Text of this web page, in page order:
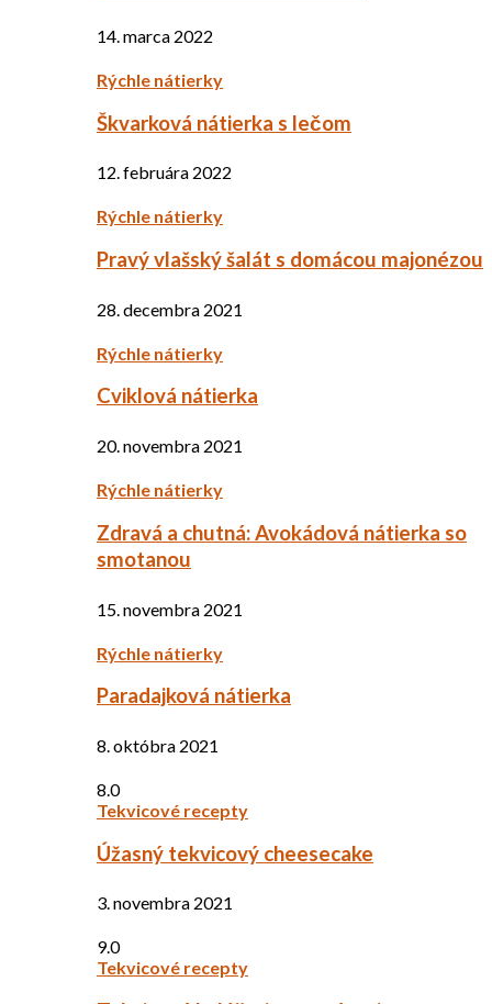
14. marca 2022
Rýchle nátierky
Škvarková nátierka s lečom
12. februára 2022
Rýchle nátierky
Pravý vlašský šalát s domácou majonézou
28. decembra 2021
Rýchle nátierky
Cviklová nátierka
20. novembra 2021
Rýchle nátierky
Zdravá a chutná: Avokádová nátierka so
smotanou
15. novembra 2021
Rýchle nátierky
Paradajková nátierka
8. októbra 2021
8.0
Tekvicové recepty
Úžasný tekvicový cheesecake
3. novembra 2021
9.0
Tekvicové recepty